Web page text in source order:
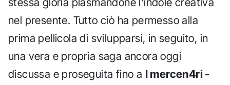
nel presente. Tutto ciò ha permesso alla
prima pellicola di svilupparsi, in seguito, in
una vera e propria saga ancora oggi
discussa e proseguita fino a I mercen4ri -